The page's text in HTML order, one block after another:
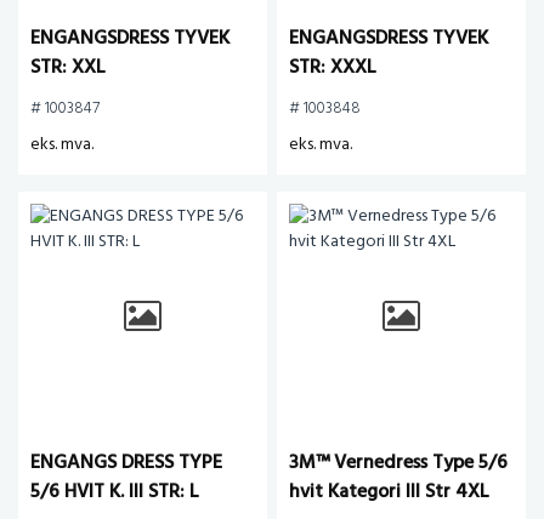
ENGANGSDRESS TYVEK
STR: XXL
# 1003847
eks. mva.
ENGANGSDRESS TYVEK
STR: XXXL
# 1003848
eks. mva.
ENGANGS DRESS TYPE
5/6 HVIT K. III STR: L
3M™ Vernedress Type 5/6
hvit Kategori III Str 4XL